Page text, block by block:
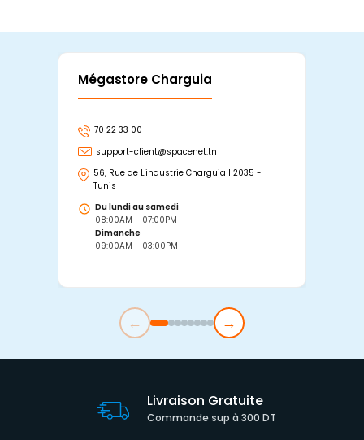
Mégastore Charguia
70 22 33 00
support-client@spacenet.tn
56, Rue de L'industrie Charguia I 2035 -
Tunis
Du lundi au samedi
08:00AM - 07:00PM
Dimanche
09:00AM - 03:00PM
← →
Livraison Gratuite
Commande sup à 300 DT